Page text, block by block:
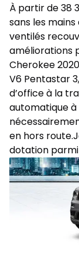
À partir de 38
sans les
ventilés
améliorations
Cherokee
V6 Pentastar
d’office à la
automatique
en hors
dotation parmi